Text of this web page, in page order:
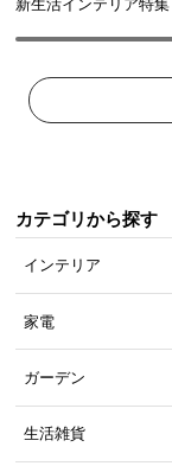
新生活インテリア特集
カテゴリから探す
インテリア
家電
ガーデン
生活雑貨